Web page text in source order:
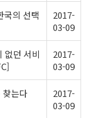
의 선택
2017-
03-09
없던 서비
2017-
03-09
찾는다
2017-
03-09